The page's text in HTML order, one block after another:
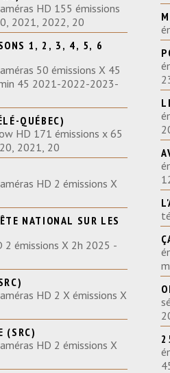
HD 155 émissions
2021, 2022, 20
1, 2, 3, 4, 5, 6
50 émissions X 45
45 2021-2022-2023-
QUÉBEC)
HD 171 émissions x 65
2021, 20
HD 2 émissions X
NATIONAL SUR LES
émissions X 2h 2025 -
HD 2 X émissions X
(SRC)
HD 2 émissions X